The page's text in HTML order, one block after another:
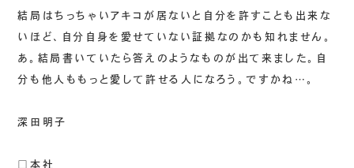
結局はちっちゃいアキコが居ないと自分を許すことも出来な
いほど、自分自身を愛せていない証拠なのかも知れません。
あ。結局書いていたら答えのようなものが出て来ました。自
分も他人ももっと愛して許せる人になろう。ですかね…。
深田明子
□本社